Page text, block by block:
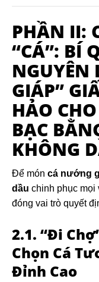
PHẦN II:
“CÁ”: BÍ
NGUYÊN
GIÁP”
HẢO CHO
BẠC
KHÔNG
Để món cá nướng
dầu chinh phục mọi
đóng vai trò quyết
2.1. “Đi
Chọn Cá
Đỉnh Cao